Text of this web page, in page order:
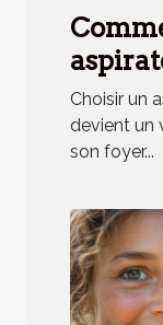
aux
avec
Choisir un
devient un
son foyer...